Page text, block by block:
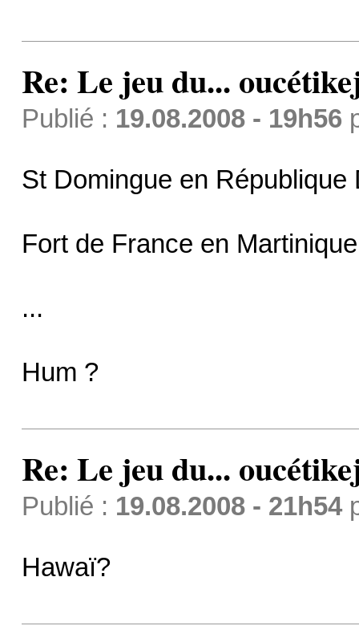
Re: Le jeu du...
Publié : 19.08.2008 - 19h56
St Domingue en République
Fort de France en
...
Hum ?
Re: Le jeu du...
Publié : 19.08.2008 - 21h54
Hawaï?